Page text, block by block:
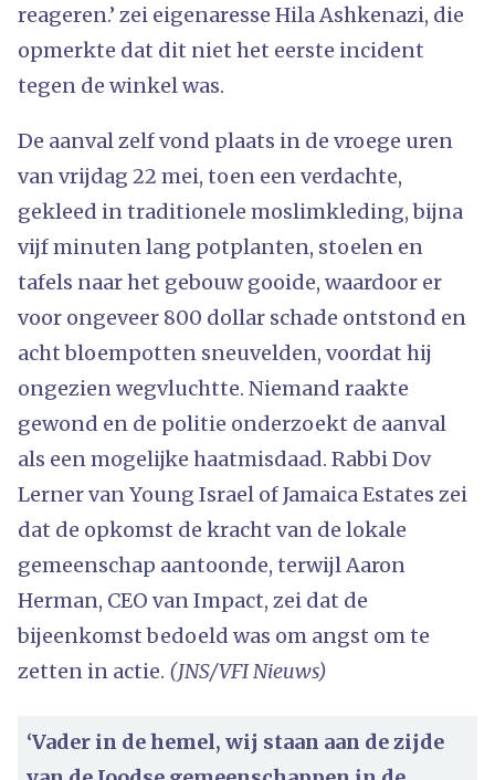
reageren.’ zei eigenaresse Hila Ashkenazi, die
opmerkte dat dit niet het eerste incident
tegen de winkel was.
De aanval zelf vond plaats in de vroege uren
van vrijdag 22 mei, toen een verdachte,
gekleed in traditionele moslimkleding, bijna
vijf minuten lang potplanten, stoelen en
tafels naar het gebouw gooide, waardoor er
voor ongeveer 800 dollar schade ontstond en
acht bloempotten sneuvelden, voordat hij
ongezien wegvluchtte. Niemand raakte
gewond en de politie onderzoekt de aanval
als een mogelijke haatmisdaad. Rabbi Dov
Lerner van Young Israel of Jamaica Estates zei
dat de opkomst de kracht van de lokale
gemeenschap aantoonde, terwijl Aaron
Herman, CEO van Impact, zei dat de
bijeenkomst bedoeld was om angst om te
zetten in actie. (JNS/VFI Nieuws)
‘Vader in de hemel, wij staan ​​aan de zijde